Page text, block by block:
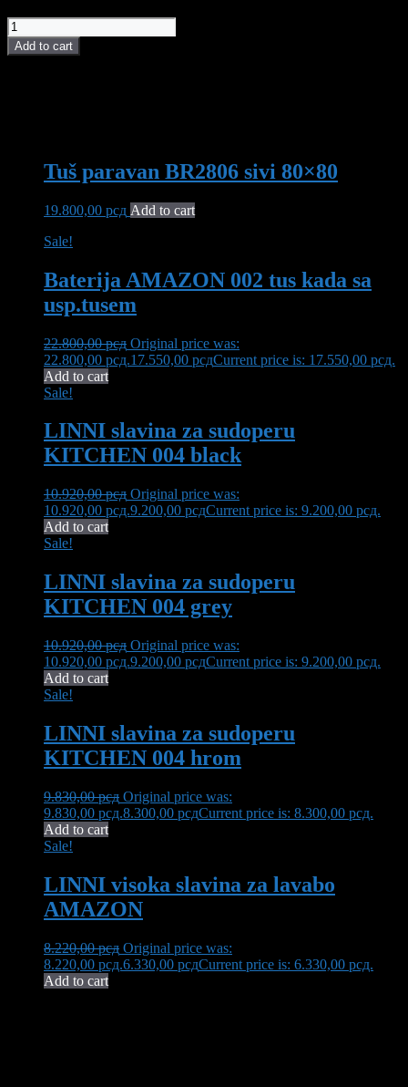
Add to cart
Tuš paravan BR2806 sivi 80×80
19.800,00 рсд Add to cart
Sale!
Baterija AMAZON 002 tus kada sa
usp.tusem
22.800,00рсд Original price was:
22.800,00 рсд.17.550,00 рсдCurrent price is: 17.550,00 рсд.
Add to cart
Sale!
LINNI slavina za sudoperu
KITCHEN 004 black
10.920,00рсд Original price was:
10.920,00 рсд.9.200,00 рсдCurrent price is: 9.200,00 рсд.
Add to cart
Sale!
LINNI slavina za sudoperu
KITCHEN 004 grey
10.920,00рсд Original price was:
10.920,00 рсд.9.200,00 рсдCurrent price is: 9.200,00 рсд.
Add to cart
Sale!
LINNI slavina za sudoperu
KITCHEN 004 hrom
9.830,00рсд Original price was:
9.830,00 рсд.8.300,00 рсдCurrent price is: 8.300,00 рсд.
Add to cart
Sale!
LINNI visoka slavina za lavabo
AMAZON
8.220,00рсд Original price was:
8.220,00 рсд.6.330,00 рсдCurrent price is: 6.330,00 рсд.
Add to cart